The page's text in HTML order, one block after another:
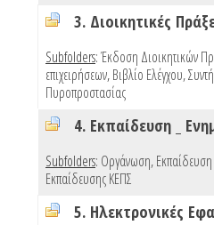
3. Διοικητικές
Subfolders:Έκδοση Διοικητικών
επιχειρήσεων,Βιβλίο Ελέγχου,
Πυροπροστασίας
4. Εκπαίδευση _
Subfolders: Οργάνωση,
Εκπαίδευσης ΚΕΠΣ
5. Ηλεκτρονικές